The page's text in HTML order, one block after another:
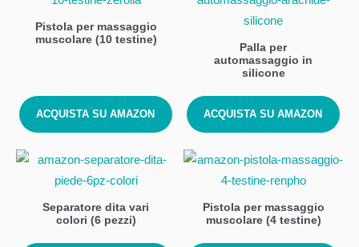
Pistola per massaggio
muscolare (10 testine)
ACQUISTA SU AMAZON
Palla per
automassaggio in
silicone
ACQUISTA SU AMAZON
Separatore dita vari
colori (6 pezzi)
Pistola per massaggio
muscolare (4 testine)